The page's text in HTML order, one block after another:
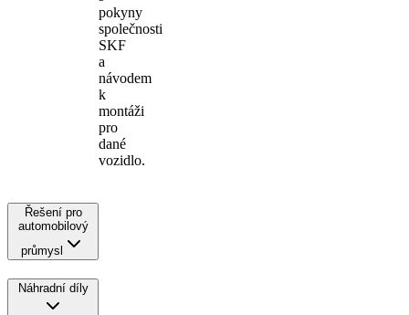
pokyny
společnosti
SKF
a
návodem
k
montáži
pro
dané
vozidlo.
Řešení pro
automobilový
průmysl
Náhradní díly